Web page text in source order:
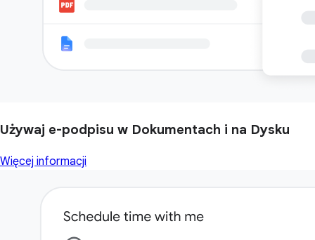
Używaj e-podpisu w Dokumentach i na Dysku
Więcej informacji